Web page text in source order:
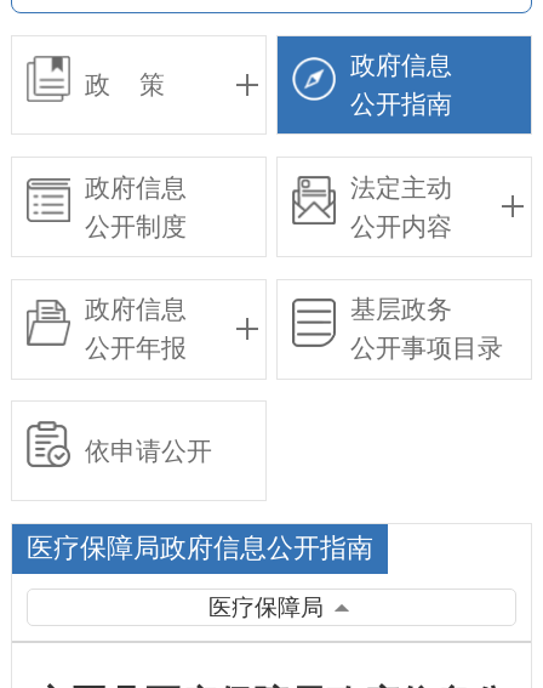
政 策
政府信息
公开指南
政府信息
公开制度
法定主动
公开内容
政府信息
公开年报
基层政务
公开事项目录
依申请公开
医疗保障局政府信息公开指南
医疗保障局